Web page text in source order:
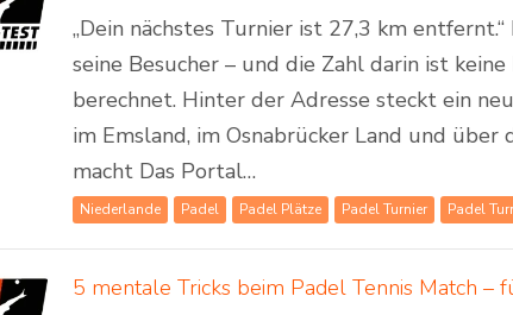
„Dein nächstes Turnier ist 27,3 km
seine Besucher – und die Zahl darin ist
berechnet. Hinter der Adresse steckt ein
im Emsland, im Osnabrücker Land und über
macht Das Portal…
Niederlande Padel Padel Plätze Padel Turnier Padel
5 mentale Tricks beim Padel Tennis Match